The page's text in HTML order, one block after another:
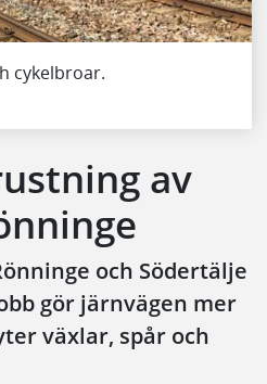
cykelbroar.
av
och Södertälje
gör järnvägen mer
växlar, spår och